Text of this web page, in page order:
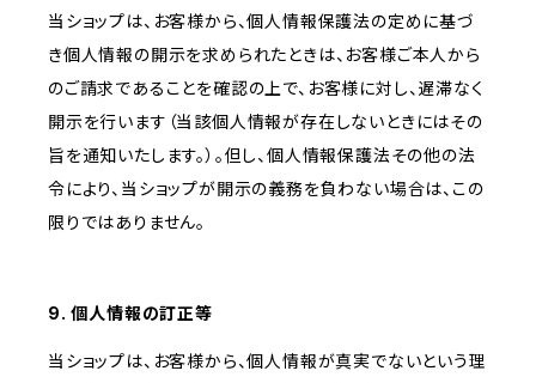
当ショップは、お客様から、個人情報保護法の定めに基づ
き個人情報の開示を求められたときは、お客様ご本人から
のご請求であることを確認の上で、お客様に対し、遅滞なく
開示を行います（当該個人情報が存在しないときにはその
旨を通知いたします。）。但し、個人情報保護法その他の法
令により、当ショップが開示の義務を負わない場合は、この
限りではありません。
9. 個人情報の訂正等
当ショップは、お客様から、個人情報が真実でないという理